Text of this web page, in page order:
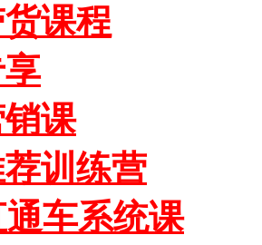
课程
课
训练营
通车系统课